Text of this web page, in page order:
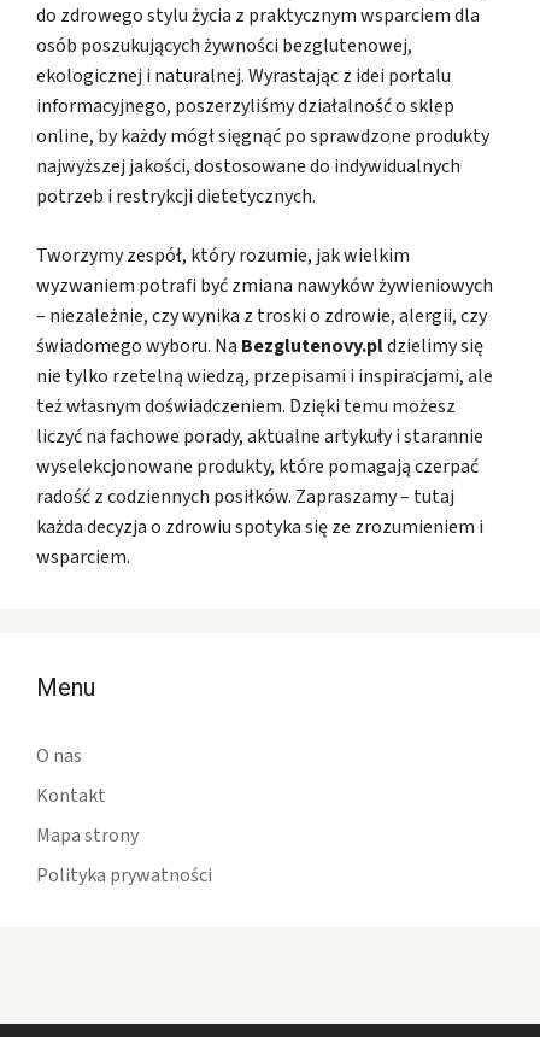
do zdrowego stylu życia z praktycznym wsparciem dla
osób poszukujących żywności bezglutenowej,
ekologicznej i naturalnej. Wyrastając z idei portalu
informacyjnego, poszerzyliśmy działalność o sklep
online, by każdy mógł sięgnąć po sprawdzone produkty
najwyższej jakości, dostosowane do indywidualnych
potrzeb i restrykcji dietetycznych.
Tworzymy zespół, który rozumie, jak wielkim
wyzwaniem potrafi być zmiana nawyków żywieniowych
– niezależnie, czy wynika z troski o zdrowie, alergii, czy
świadomego wyboru. Na Bezglutenovy.pldzielimy się
nie tylko rzetelną wiedzą, przepisami i inspiracjami, ale
też własnym doświadczeniem. Dzięki temu możesz
liczyć na fachowe porady, aktualne artykuły i starannie
wyselekcjonowane produkty, które pomagają czerpać
radość z codziennych posiłków. Zapraszamy – tutaj
każda decyzja o zdrowiu spotyka się ze zrozumieniem i
wsparciem.
Menu
O nas
Kontakt
Mapa strony
Polityka prywatności